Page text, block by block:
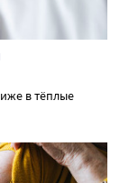
в тёплые